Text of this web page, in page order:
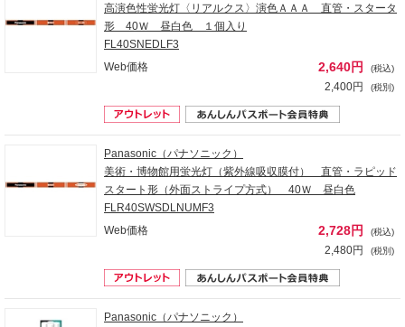
高演色性蛍光灯〈リアルクス〉演色ＡＡＡ 直管・スタータ
形 40Ｗ 昼白色 １個入り
FL40SNEDLF3
Web価格
2,640円 (税込)
2,400円 (税別)
Panasonic（パナソニック）
美術・博物館用蛍光灯（紫外線吸収膜付） 直管・ラピッド
スタート形（外面ストライプ方式） 40Ｗ 昼白色
FLR40SWSDLNUMF3
Web価格
2,728円 (税込)
2,480円 (税別)
Panasonic（パナソニック）